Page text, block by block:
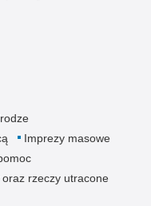
Imprezy masowe
rzeczy utracone